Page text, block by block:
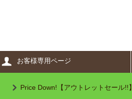
お客様専用ページ
Price Down!【アウトレットセール!!】